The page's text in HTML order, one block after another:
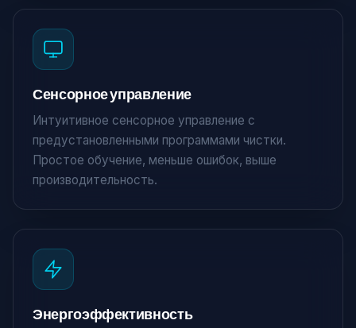
Сенсорное управление
Интуитивное сенсорное управление с
предустановленными программами чистки.
Простое обучение, меньше ошибок, выше
производительность.
Энергоэффективность